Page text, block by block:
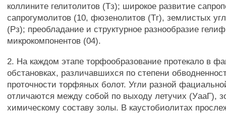
коллините гелитолитов (Тз); широкое развитие
сапрогумолитов (10, фюзенолитов (Тг), землистых
(Рз); преобладание и структурное разнообразие
микрокомпонентов (04).
2. На каждом этапе торфообразование протекало в
обстановках, различавшихся по степени
проточности торфяных болот. Угли разной
отличаются между собой по выходу летучих (УааГ),
химическому составу золы. В каустобиолитах